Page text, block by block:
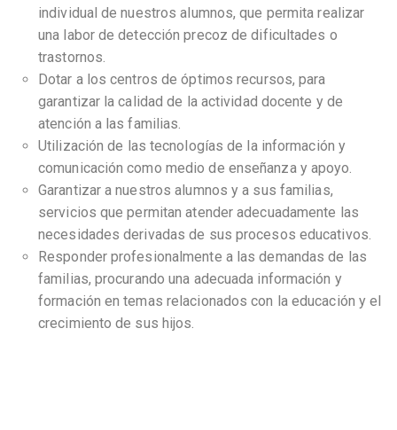
individual de nuestros alumnos, que permita realizar
una labor de detección precoz de dificultades o
trastornos.
Dotar a los centros de óptimos recursos, para
garantizar la calidad de la actividad docente y de
atención a las familias.
Utilización de las tecnologías de la información y
comunicación como medio de enseñanza y apoyo.
Garantizar a nuestros alumnos y a sus familias,
servicios que permitan atender adecuadamente las
necesidades derivadas de sus procesos educativos.
Responder profesionalmente a las demandas de las
familias, procurando una adecuada información y
formación en temas relacionados con la educación y el
crecimiento de sus hijos.